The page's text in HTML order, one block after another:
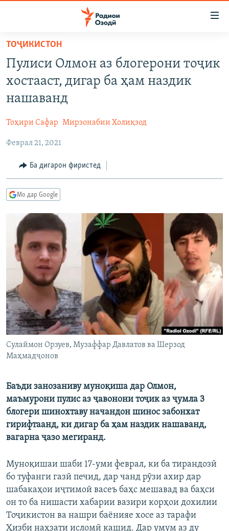
Ҷаҳиш
мояи
аслӣ
ба
феҳристи
Ҷаҳиш
ҷустор
СИЁСАТ
ҚАЗИЯИ "КРОКУС"
ОСИЁИ МАРКАЗӢ
ФАРҲАНГ
ВАРЗИШ
ГАПИ ОЗОД
ТАҲҚИҚОТ
ҶАНГ ДАР УКРАИНА
НАЗАРИ МАРДУМ
ОЗОДӢ ОНЛАЙН
ВИДЕО
НИГОРИСТОН
ГУЗОРИШҲОИ РАДИОӢ
РӮЙХАТҲО
КИТОБҲОИ ОЗОДӢ
Русский
ПАЙГИРӢ КУНЕД
Ҳамаи сомонаҳои RFE/RL
ТОҶИКИСТОН
Пулиси Олмон аз блогерони тоҷик
хостааст, дигар ба ҳам наздик
нашаванд
Тоҳири Сафар Мирзонабии Холиқзод
Феврал 21, 2021
Ба дигарон фиристед
Мо дар Google
Сулаймон Орзуев, Музаффар Давлатов ва Шерзод
Маҳмадҷонов
Баъди занозаниву муноқиша дар Олмон,
маъмурони пулис аз ҷавонони тоҷик аз ҷумла 3
блогери шинохтаву начандон шинос забонхат
гирифтаанд, ки дигар ба ҳам наздик нашаванд,
вагарна ҷазо мегиранд.
Муноқишаи шаби 17-уми феврал, ки ба тирандозӣ
бо туфанги газӣ печид, дар чанд рӯзи ахир дар
шабакаҳои иҷтимоӣ васеъ баҳс мешавад ва баҳси
он то ба нишасти хабарии вазири корҳои дохилии
Тоҷикистон ва нашри баёнияе хосе аз тарафи
Ҳизби наҳзати исломӣ кашид. Дар умум аз ду